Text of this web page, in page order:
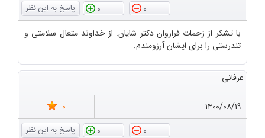
0
0
با تشکر از زحمات فراروان دکتر شایان. از خداوند متعال سلامتی و
تندرستی را برای ایشان آرزومندم.
عرفانی
۱۴۰۰/۰۸/۱۹
0
0
0